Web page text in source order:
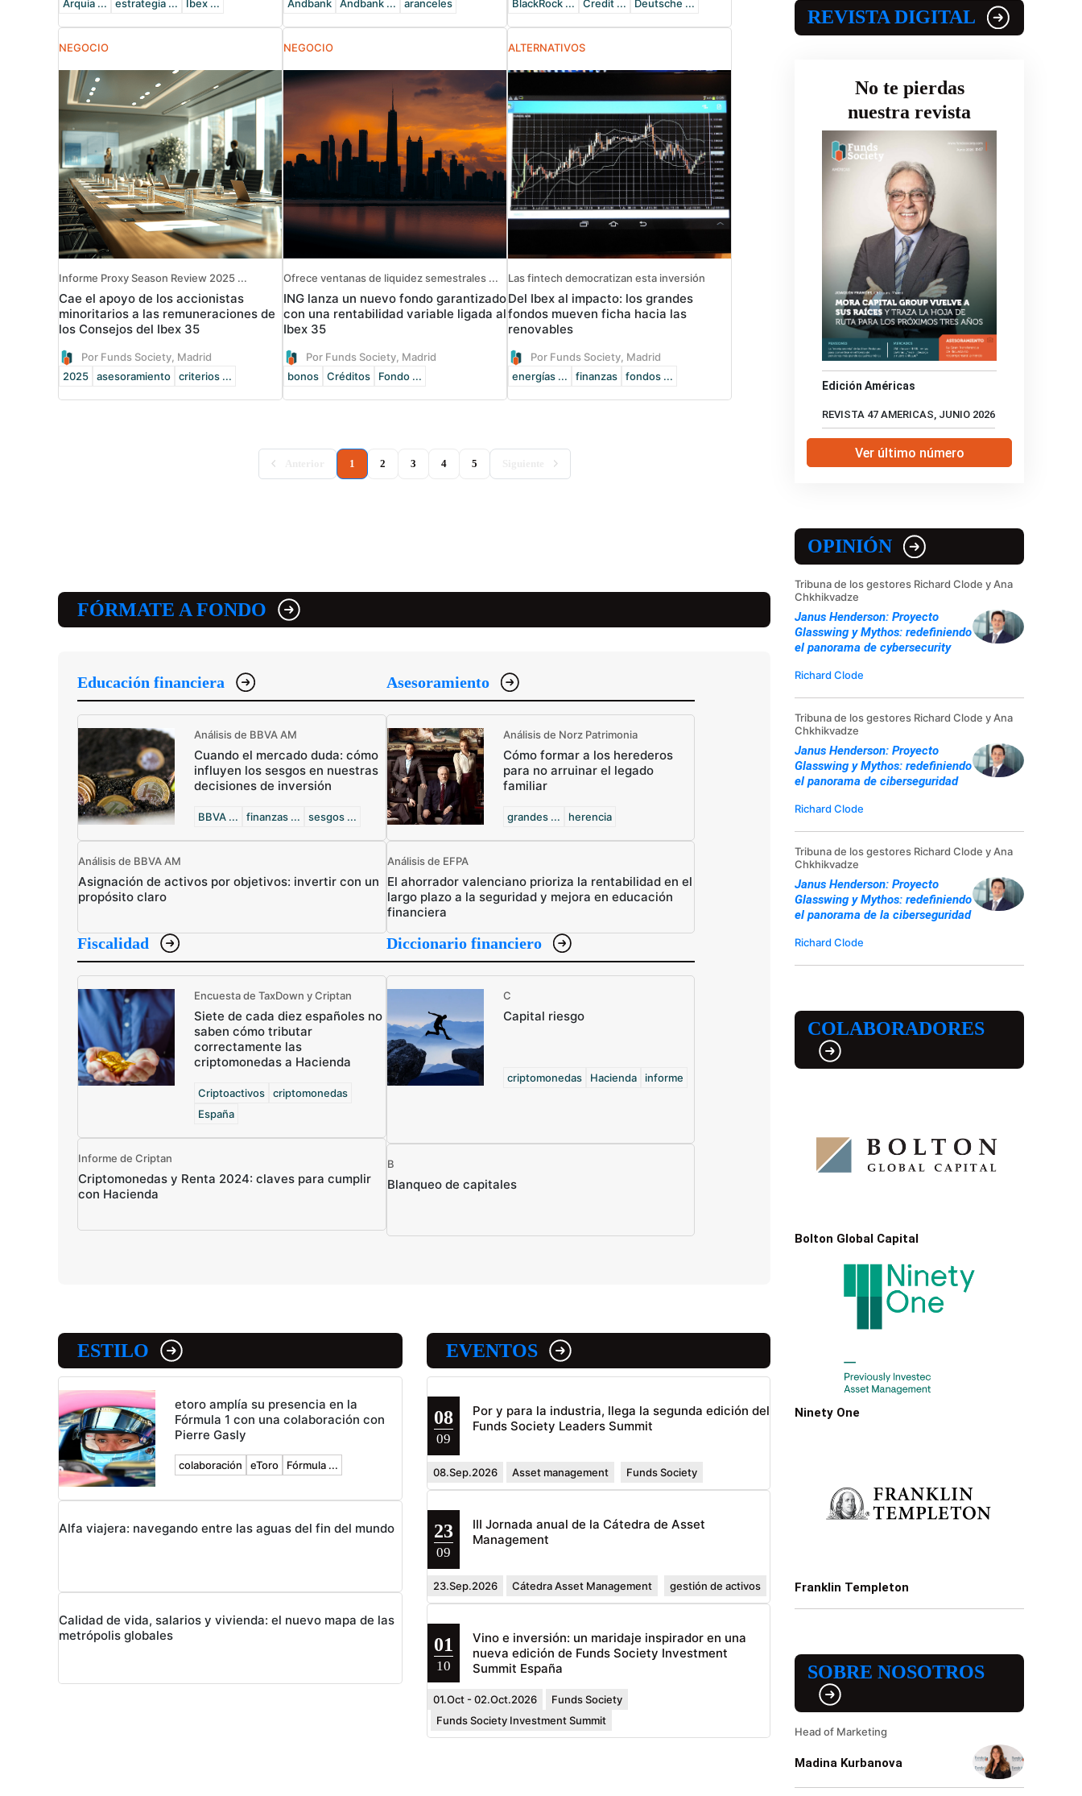
Arquia ...
estrategia ... Ibex ...
Andbank
Andbank ... aranceles
BlackRock ...
Credit ... Deutsche ...
NEGOCIO
Informe Proxy Season Review 2025 ...
Cae el apoyo de los accionistas
minoritarios a las remuneraciones de
los Consejos del Ibex 35
Por Funds Society, Madrid
2025
asesoramiento criterios ...
NEGOCIO
Ofrece ventanas de liquidez semestrales ...
ING lanza un nuevo fondo garantizado
con una rentabilidad variable ligada al
Ibex 35
Por Funds Society, Madrid
bonos
Créditos Fondo ...
ALTERNATIVOS
Las fintech democratizan esta inversión
Del Ibex al impacto: los grandes
fondos mueven ficha hacia las
renovables
Por Funds Society, Madrid
energías ...
finanzas fondos ...
1 (current)
2 3 4 5
FÓRMATE A FONDO
Educación financiera
Análisis de BBVA AM
Cuando el mercado duda: cómo
influyen los sesgos en nuestras
decisiones de inversión
BBVA ... finanzas ... sesgos ...
Análisis de BBVA AM
Asignación de activos por objetivos: invertir con un
propósito claro
Asesoramiento
Análisis de Norz Patrimonia
Cómo formar a los herederos
para no arruinar el legado
familiar
grandes ... herencia
Análisis de EFPA
El ahorrador valenciano prioriza la rentabilidad en el
largo plazo a la seguridad y mejora en educación
financiera
Fiscalidad
Encuesta de TaxDown y Criptan
Siete de cada diez españoles no
saben cómo tributar
correctamente las
criptomonedas a Hacienda
Criptoactivos
criptomonedas
España
Informe de Criptan
Criptomonedas y Renta 2024: claves para cumplir
con Hacienda
Diccionario financiero
C
Capital riesgo
criptomonedas Hacienda informe
B
Blanqueo de capitales
ESTILO
etoro amplía su presencia en la
Fórmula 1 con una colaboración con
Pierre Gasly
colaboración eToro Fórmula ...
Alfa viajera: navegando entre las aguas del fin del mundo
Calidad de vida, salarios y vivienda: el nuevo mapa de las
metrópolis globales
EVENTOS
08
09
Por y para la industria, llega la segunda edición del
Funds Society Leaders Summit
08.Sep.2026 Asset management Funds Society
23
09
III Jornada anual de la Cátedra de Asset
Management
23.Sep.2026 Cátedra Asset Management gestión de activos
01
10
Vino e inversión: un maridaje inspirador en una
nueva edición de Funds Society Investment
Summit España
01.Oct - 02.Oct.2026
Funds Society
Funds Society Investment Summit
REVISTA DIGITAL
No te pierdas
nuestra revista
Edición Américas
REVISTA 47 AMERICAS, JUNIO 2026
Ver último número
OPINIÓN
Tribuna de los gestores Richard Clode y Ana
Chkhikvadze
Janus Henderson: Proyecto
Glasswing y Mythos: redefiniendo
el panorama de cybersecurity
Richard Clode
Tribuna de los gestores Richard Clode y Ana
Chkhikvadze
Janus Henderson: Proyecto
Glasswing y Mythos: redefiniendo
el panorama de ciberseguridad
Richard Clode
Tribuna de los gestores Richard Clode y Ana
Chkhikvadze
Janus Henderson: Proyecto
Glasswing y Mythos: redefiniendo
el panorama de la ciberseguridad
Richard Clode
COLABORADORES
Bolton Global Capital
Ninety One
Franklin Templeton
SOBRE NOSOTROS
Head of Marketing
Madina Kurbanova